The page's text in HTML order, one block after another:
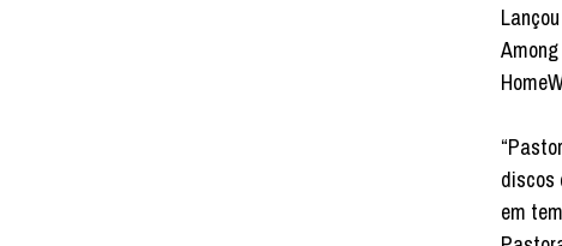
discos
em